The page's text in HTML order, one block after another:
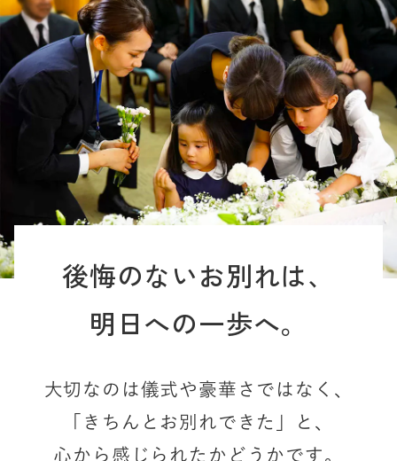
後悔のないお別れは、
明日への一歩へ。
大切なのは儀式や豪華さではなく、
「きちんとお別れできた」と、
心から感じられたかどうかです。